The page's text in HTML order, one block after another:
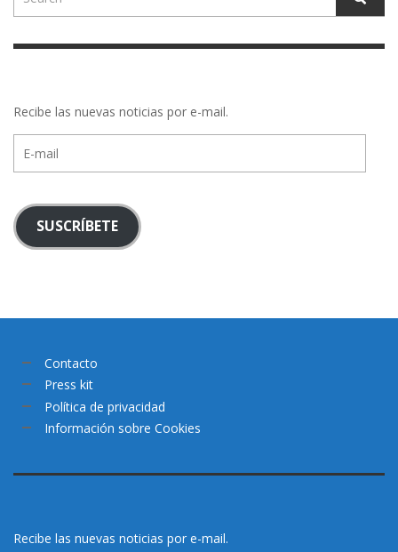
Recibe las nuevas noticias por e-mail.
mail
SUSCRÍBETE
Contacto
Press kit
Política de privacidad
Información sobre Cookies
Recibe las nuevas noticias por e-mail.